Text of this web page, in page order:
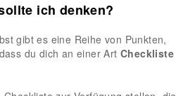
ich denken?
gibt es eine Reihe von Punkten,
du dich an einer ArtCheckliste